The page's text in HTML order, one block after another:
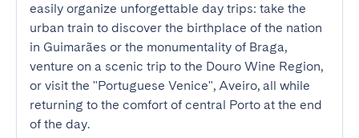
easily organize unforgettable day trips: take the
urban train to discover the birthplace of the nation
in Guimarães or the monumentality of Braga,
venture on a scenic trip to the Douro Wine Region,
or visit the "Portuguese Venice", Aveiro, all while
returning to the comfort of central Porto at the end
of the day.